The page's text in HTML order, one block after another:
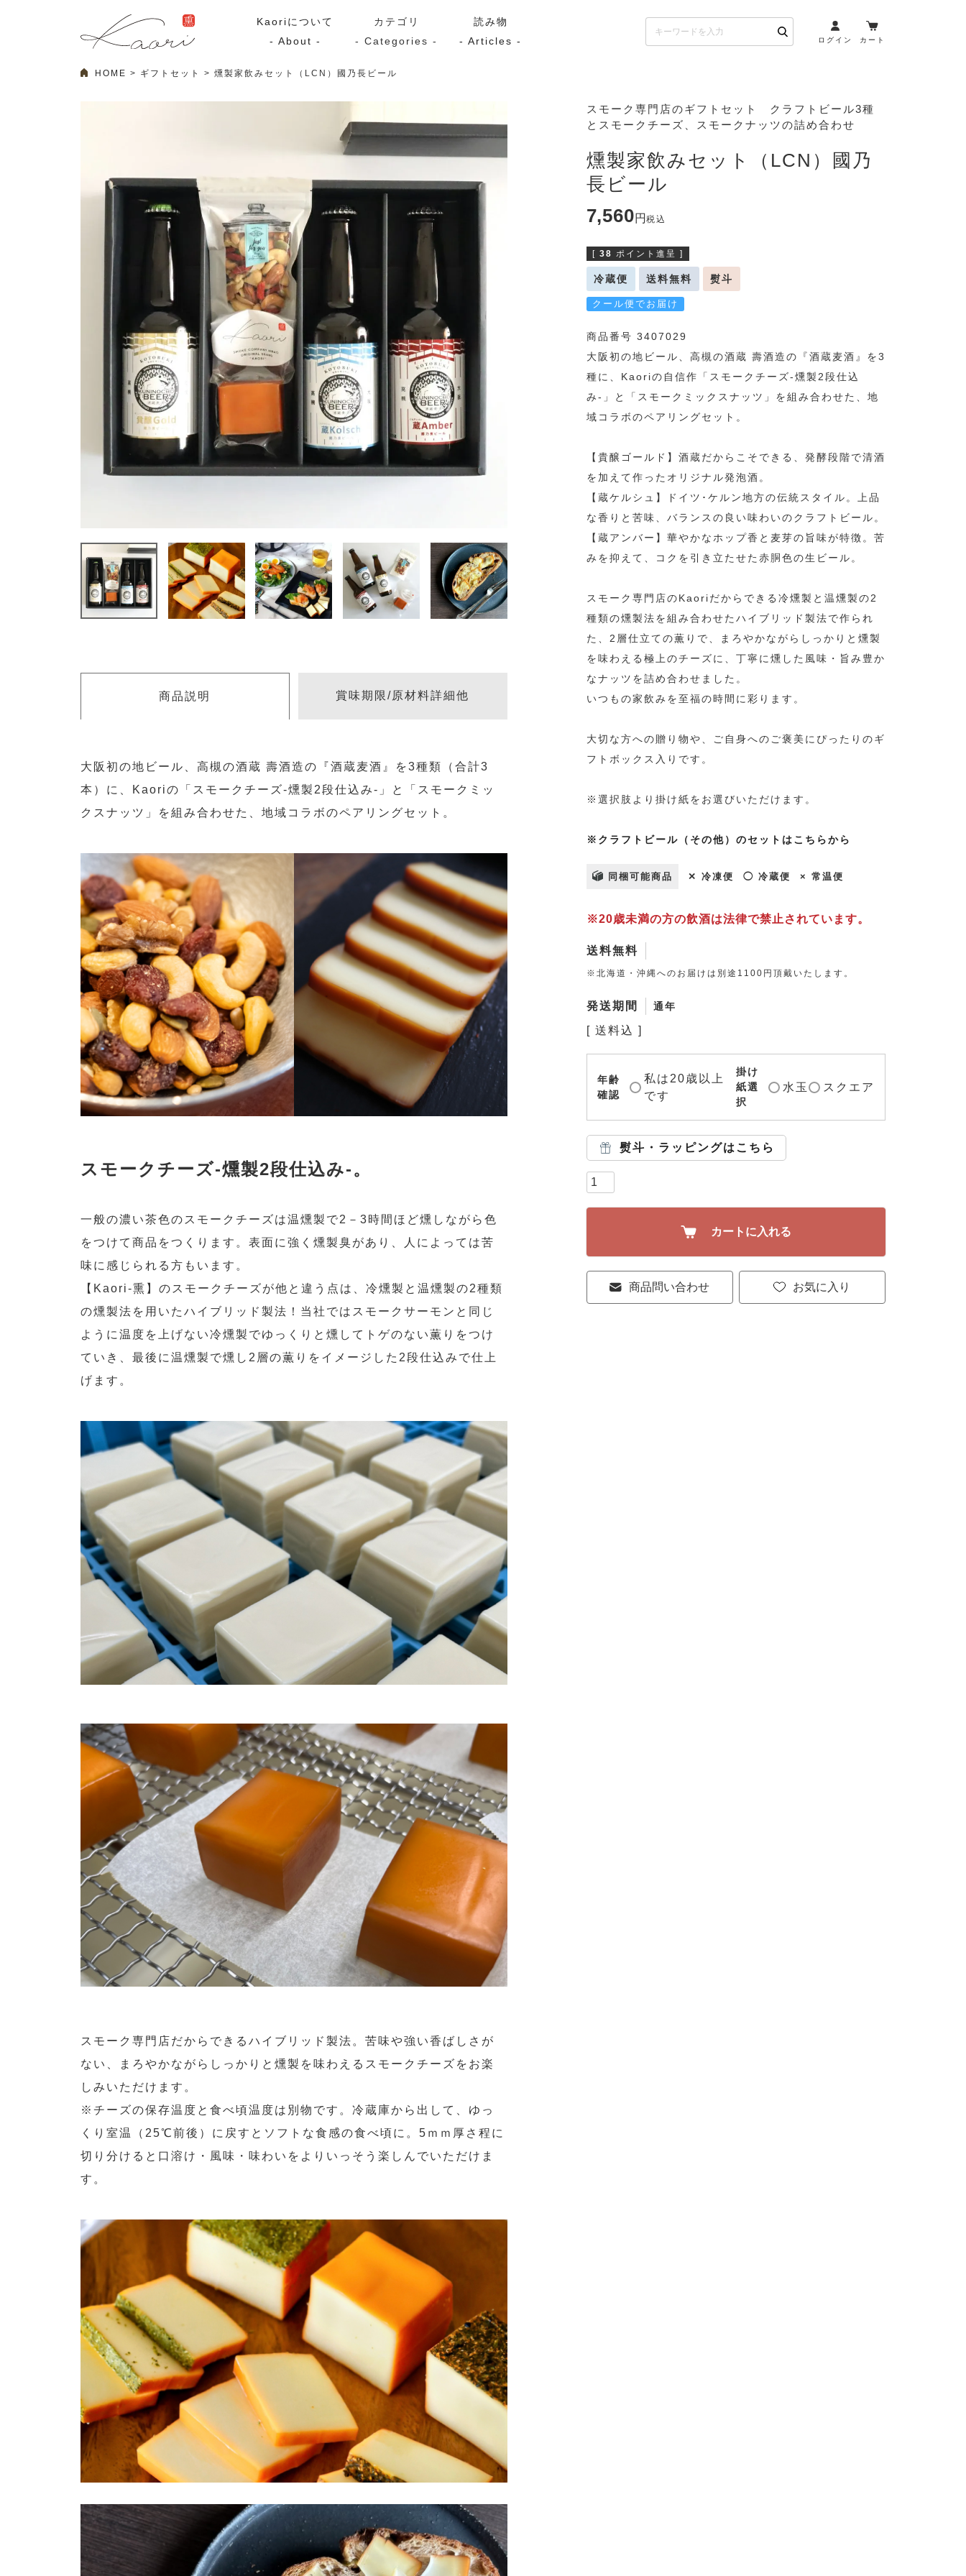
Kaoriについて
- About -
カテゴリ
- Categories -
ラッピング
プレミアム
Kaori
Kaoriセレクト
日本酒・焼酎
ワイン・スパークリング
ウイスキー・ブランデー
特集・期間限定セール サブスク（定期コース・頒布会）
読み物
- Articles -
ログイン カート
HOME ギフトセット 燻製家飲みセット（LCN）國乃長ビール
スモーク専門店のギフトセット クラフトビール3種
とスモークチーズ、スモークナッツの詰め合わせ
燻製家飲みセット（LCN）國乃
長ビール
7,560
税込
[ 38 ポイント進呈 ]
冷蔵便 送料無料 熨斗
クール便でお届け
商品番号 3407029
大阪初の地ビール、高槻の酒蔵 壽酒造の『酒蔵麦酒』を3
種に、Kaoriの自信作「スモークチーズ-燻製2段仕込
み-」と「スモークミックスナッツ」を組み合わせた、地
域コラボのペアリングセット。
【貴醸ゴールド】酒蔵だからこそできる、発酵段階で清酒
を加えて作ったオリジナル発泡酒。
【蔵ケルシュ】ドイツ･ケルン地方の伝統スタイル。上品
な香りと苦味、バランスの良い味わいのクラフトビール。
【蔵アンバー】華やかなホップ香と麦芽の旨味が特徴。苦
みを抑えて、コクを引き立たせた赤胴色の生ビール。
スモーク専門店のKaoriだからできる冷燻製と温燻製の2
種類の燻製法を組み合わせたハイブリッド製法で作られ
た、2層仕立ての薫りで、まろやかながらしっかりと燻製
を味わえる極上のチーズに、丁寧に燻した風味・旨み豊か
なナッツを詰め合わせました。
いつもの家飲みを至福の時間に彩ります。
大切な方への贈り物や、ご自身へのご褒美にぴったりのギ
フトボックス入りです。
※選択肢より掛け紙をお選びいただけます。
※クラフトビール（その他）のセットはこちらから
同梱可能商品 ✕ 冷凍便 ◯ 冷蔵便 × 常温便
※20歳未満の方の飲酒は法律で禁止されています。
送料無料
※北海道・沖縄へのお届けは別途1100円頂戴いたします。
発送期間 通年
送料込
年齢
確認
私は20歳以上
です
掛け
紙選
択
水玉 スクエア
熨斗・ラッピングはこちら
お気に入り
カートに入れる
商品問い合わせ
商品説明 賞味期限/原材料詳細他
大阪初の地ビール、高槻の酒蔵 壽酒造の『酒蔵麦酒』を3種類（合計3
本）に、Kaoriの「スモークチーズ-燻製2段仕込み-」と「スモークミッ
クスナッツ」を組み合わせた、地域コラボのペアリングセット。
スモークチーズ-燻製2段仕込み-。
一般の濃い茶色のスモークチーズは温燻製で2－3時間ほど燻しながら色
をつけて商品をつくります。表面に強く燻製臭があり、人によっては苦
味に感じられる方もいます。
【Kaori-熏】のスモークチーズが他と違う点は、冷燻製と温燻製の2種類
の燻製法を用いたハイブリッド製法！当社ではスモークサーモンと同じ
ように温度を上げない冷燻製でゆっくりと燻してトゲのない薫りをつけ
ていき、最後に温燻製で燻し2層の薫りをイメージした2段仕込みで仕上
げます。
スモーク専門店だからできるハイブリッド製法。苦味や強い香ばしさが
ない、まろやかながらしっかりと燻製を味わえるスモークチーズをお楽
しみいただけます。
※チーズの保存温度と食べ頃温度は別物です。冷蔵庫から出して、ゆっ
くり室温（25℃前後）に戻すとソフトな食感の食べ頃に。5ｍｍ厚さ程に
切り分けると口溶け・風味・味わいをよりいっそう楽しんでいただけま
す。